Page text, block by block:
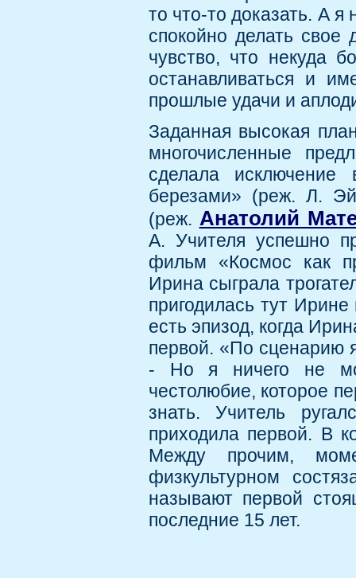
то что-то доказать. А я
спокойно делать
чувство, что некуда
останавливаться и
прошлые удачи и
Заданная высокая
многочисленные
сделала
березами» (реж. Л.
(реж. Анатолий
А. Учителя успешно
фильм «Космос как
Ирина сыграла
пригодилась тут
есть эпизод, когда
первой. «По сценарию
- Но я ничего не
честолюбие, которое
знать. Учитель
приходила первой. В
Между прочим,
физкультурном
называют первой
последние 15 лет.